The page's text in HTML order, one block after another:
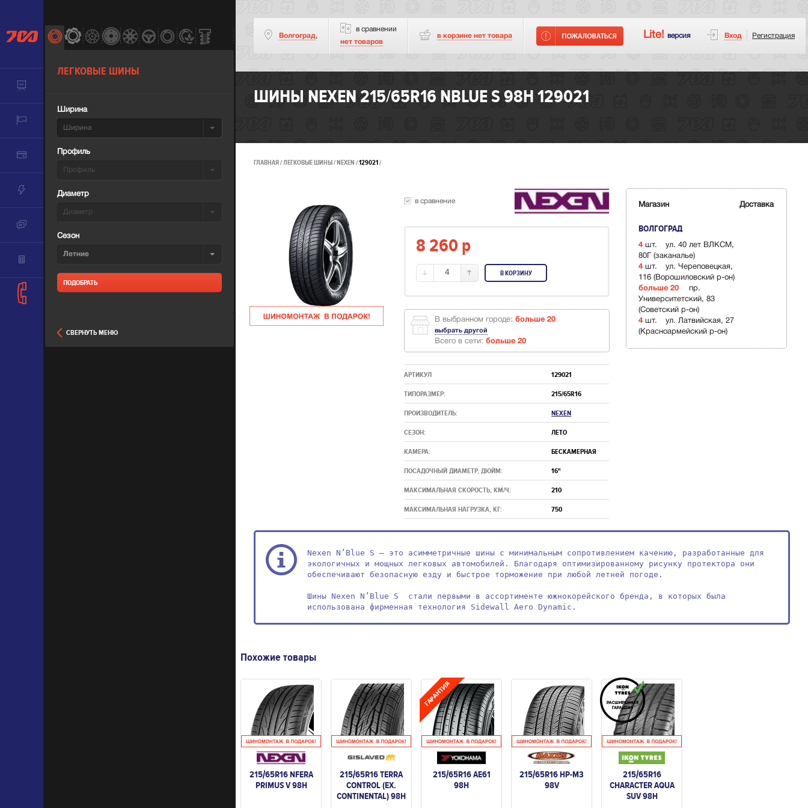
ЛЕГКОВЫЕ ШИНЫ
Ширина
Ширина
Профиль
Профиль
Диаметр
Диаметр
Сезон
Летние
СВЕРНУТЬ МЕНЮ
Волгоград,
в сравнении
нет товаров
в корзине нет товара Lite! версия Вход Регистрация
ШИНЫ NEXEN 215/65R16 NBLUE S 98H 129021
ГЛАВНАЯ ЛЕГКОВЫЕ ШИНЫ NEXEN 129021
в сравнение
8 260 p
4 В КОРЗИНУ
В выбранном городе:больше 20
выбрать другой
Всего в сети:больше 20
АРТИКУЛ 129021
ТИПОРАЗМЕР: 215/65R16
ПРОИЗВОДИТЕЛЬ: NEXEN
СЕЗОН: ЛЕТО
КАМЕРА: БЕСКАМЕРНАЯ
ПОСАДОЧНЫЙ ДИАМЕТР, ДЮЙМ: 16"
МАКСИМАЛЬНАЯ СКОРОСТЬ, КМ/Ч: 210
МАКСИМАЛЬНАЯ НАГРУЗКА, КГ: 750
Магазин Доставка
ВОЛГОГРАД
4шт.
ул. 40 лет ВЛКСМ,
80Г (заканалье)
4шт.
ул. Череповецкая,
116 (Ворошиловский р-он)
больше 20
пр.
Университетский, 83
(Советский р-он)
4шт.
ул. Латвийская, 27
(Красноармейский р-он)
Nexen N’Blue S — это асимметричные шины с минимальным сопротивлением качению, разработанные для
экологичных и мощных легковых автомобилей. Благодаря оптимизированному рисунку протектора они
обеспечивают безопасную езду и быстрое торможение при любой летней погоде.
Шины Nexen N’Blue S  стали первыми в ассортименте южнокорейского бренда, в которых была
использована фирменная технология Sidewall Aero Dynamic.
Похожие товары
215/65R16 NFERA
PRIMUS V 98H
215/65R16 TERRA
CONTROL (EX.
CONTINENTAL) 98H
215/65R16 AE61
98H
215/65R16 HP-M3
98V
215/65R16
CHARACTER AQUA
SUV 98H